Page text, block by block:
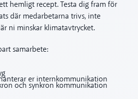
hemligt recept. Testa dig fram för
där medarbetarna trivs, inte
ni minskar klimatavtrycket.
samarbete:
er internkommunikation
och synkron kommunikation